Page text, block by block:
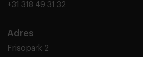
+31 318 49 31 32
Adres
Frisopark 2